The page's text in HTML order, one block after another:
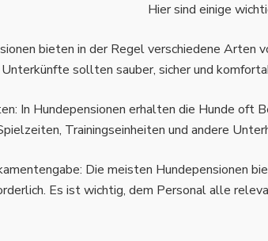
Hier sind einige
bieten in der Regel verschiedene Arten
sollten sauber, sicher und
In Hundepensionen erhalten die Hunde
Trainingseinheiten und andere
Die meisten Hundepensionen
Es ist wichtig, dem Personal alle